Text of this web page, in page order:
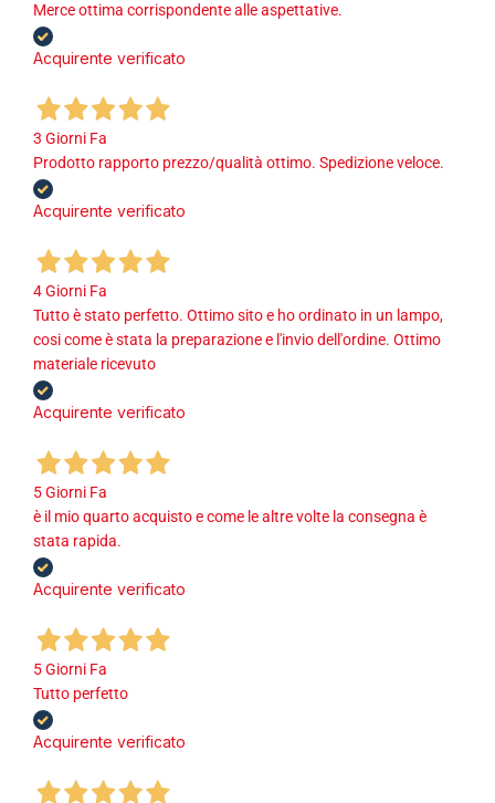
Merce ottima corrispondente alle aspettative.
Acquirente verificato
3 Giorni Fa
Prodotto rapporto prezzo/qualità ottimo. Spedizione veloce.
Acquirente verificato
4 Giorni Fa
Tutto è stato perfetto. Ottimo sito e ho ordinato in un lampo,
cosi come è stata la preparazione e l'invio dell'ordine. Ottimo
materiale ricevuto
Acquirente verificato
5 Giorni Fa
è il mio quarto acquisto e come le altre volte la consegna è
stata rapida.
Acquirente verificato
5 Giorni Fa
Tutto perfetto
Acquirente verificato